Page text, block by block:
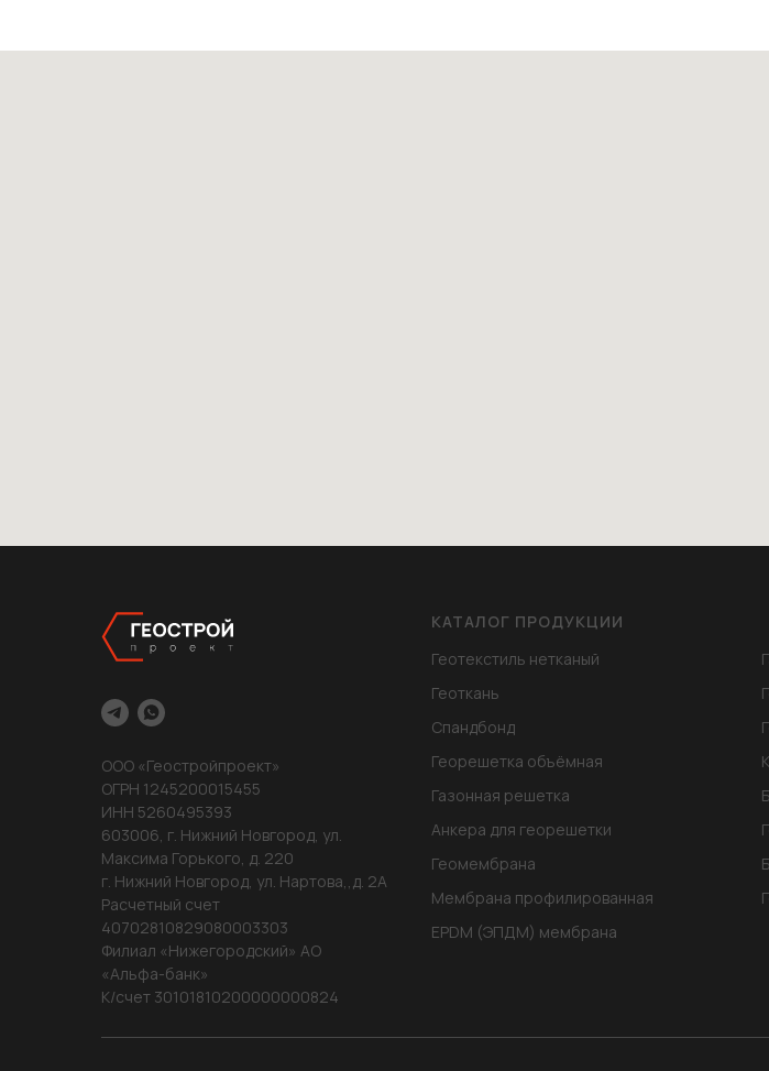
ООО «Геостройпроект»
ОГРН 1245200015455
ИНН 5260495393
603006, г. Нижний Новгород, ул.
Максима Горького, д. 220
г. Нижний Новгород, ул. Нартова,,д. 2А
Расчетный счет
40702810829080003303
Филиал «Нижегородский» АО
«Альфа-банк»
К/счет 30101810200000000824
КАТАЛОГ ПРОДУКЦИИ
Геотекстиль нетканый
Геоткань
Спандбонд
Георешетка объёмная
Газонная решетка
Анкера для георешетки
Геомембрана
Мембрана профилированная
EPDM (ЭПДМ) мембрана